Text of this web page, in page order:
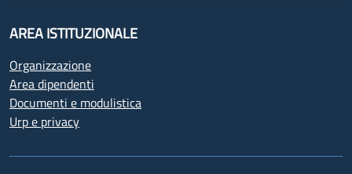
AREA ISTITUZIONALE
Organizzazione
Area dipendenti
Documenti e modulistica
Urp e privacy